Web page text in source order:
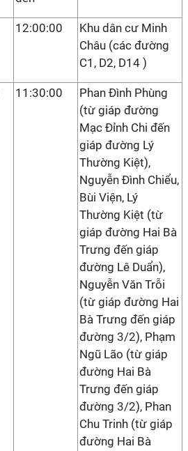
12:00:00
Khu dân cư Minh
Châu (các đường
C1, D2, D14 )
11:30:00
Phan Đình Phùng
(từ giáp đường
Mạc Đỉnh Chi đến
giáp đường Lý
Thường Kiệt),
Nguyễn Đình Chiểu,
Bùi Viện, Lý
Thường Kiệt (từ
giáp đường Hai Bà
Trưng đến giáp
đường Lê Duẩn),
Nguyễn Văn Trỗi
(từ giáp đường Hai
Bà Trưng đến giáp
đường 3/2), Phạm
Ngũ Lão (từ giáp
đường Hai Bà
Trưng đến giáp
đường 3/2), Phan
Chu Trinh (từ giáp
đường Hai Bà